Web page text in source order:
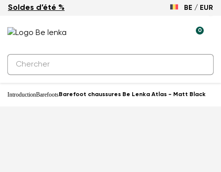
Soldes d’été % BE / EUR
0
IntroductionBarefootsBarefoot chaussures Be Lenka Atlas - Matt Black